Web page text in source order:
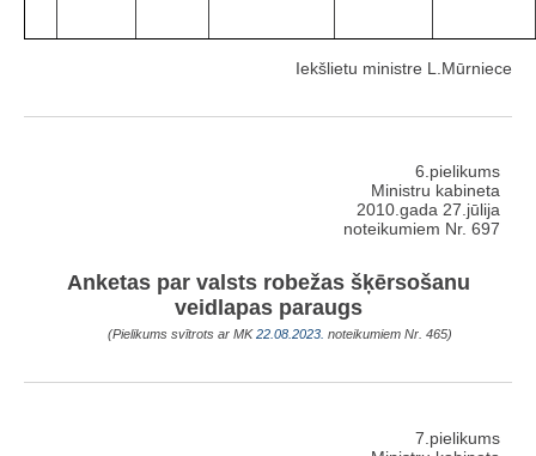
Iekšlietu ministre L.Mūrniece
6.pielikums
Ministru kabineta
2010.gada 27.jūlija
noteikumiem Nr. 697
Anketas par valsts robežas šķērsošanu
veidlapas paraugs
(Pielikums svītrots ar MK22.08.2023. noteikumiem Nr. 465)
7.pielikums